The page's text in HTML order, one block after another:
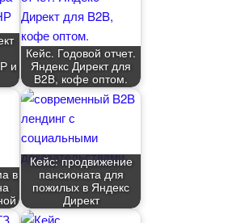
и
Кейс. Годовой отчет.
Яндекс Директ для
B2B, кофе оптом.
Кейс: продвижение
пансионата для
пожилых в Яндекс
Директ